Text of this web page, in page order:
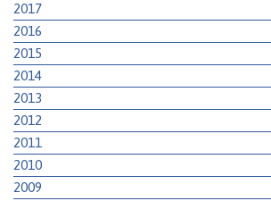
2017
2016
2015
2014
2013
2012
2011
2010
2009